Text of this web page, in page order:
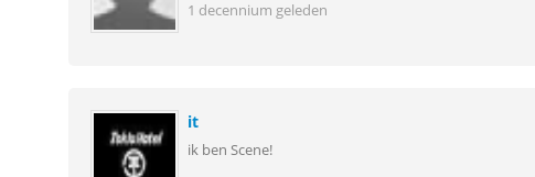
1 decennium geleden
it
ik ben Scene!